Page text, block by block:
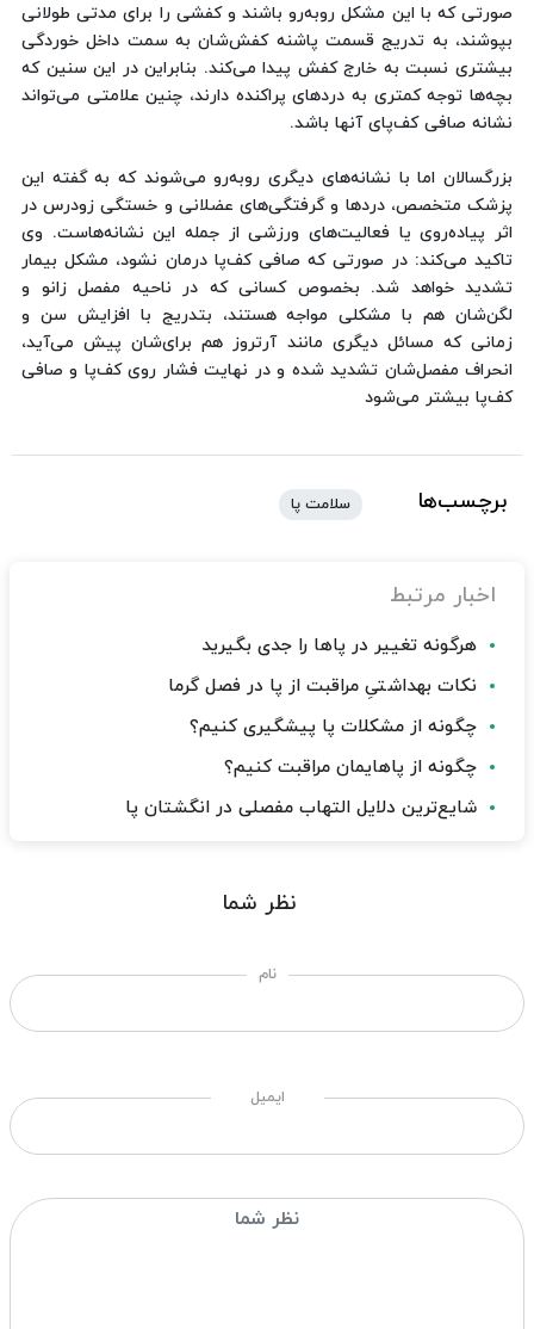
صورتی که با این مشکل روبه‌رو باشند و کفشی را برای مدتی طولانی
بپوشند، به تدریج قسمت پاشنه کفش‌شان به سمت داخل خوردگی
بیشتری نسبت به خارج کفش پیدا می‌کند. بنابراین در این سنین که
بچه‌ها توجه کمتری به دردهای پراکنده دارند، چنین علامتی می‌تواند
نشانه صافی کف‌پای آنها باشد.
بزرگسالان اما با نشانه‌های دیگری روبه‌رو می‌شوند که به گفته این
پزشک متخصص، دردها و گرفتگی‌های عضلانی و خستگی زودرس در
اثر پیاده‌روی یا فعالیت‌های ورزشی از جمله این نشانه‌هاست. وی
تاکید می‌کند: در صورتی که صافی‌ کف‌پا درمان نشود، مشکل بیمار
تشدید خواهد شد. بخصوص کسانی که در ناحیه مفصل زانو و
لگن‌شان هم با مشکلی مواجه هستند، بتدریج با افزایش سن و
زمانی که مسائل دیگری مانند آرتروز هم برای‌شان پیش می‌آید،
انحراف مفصل‌شان تشدید شده و در نهایت فشار روی کف‌پا و صافی
کف‌پا بیشتر می‌شود
برچسب‌ها سلامت پا
اخبار مرتبط
هرگونه تغییر در پاها را جدی بگیرید
نکات بهداشتیِ مراقبت از پا در فصل گرما
چگونه از مشکلات پا پیشگیری کنیم؟
چگونه از پاهایمان مراقبت کنیم؟
شایع‌ترین دلایل التهاب مفصلی در انگشتان پا
نظر شما
نام
ایمیل